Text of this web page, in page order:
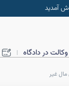
آمدید
وکالت در دادگاه
غیر